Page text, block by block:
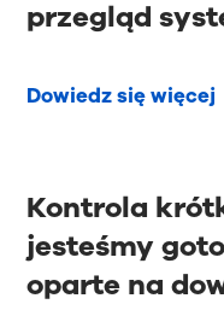
przegląd
Dowiedz się więcej
Kontrola
jesteśmy
oparte na